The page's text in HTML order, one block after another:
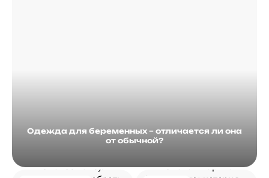
Одежда для беременных – отличается ли она
от обычной?